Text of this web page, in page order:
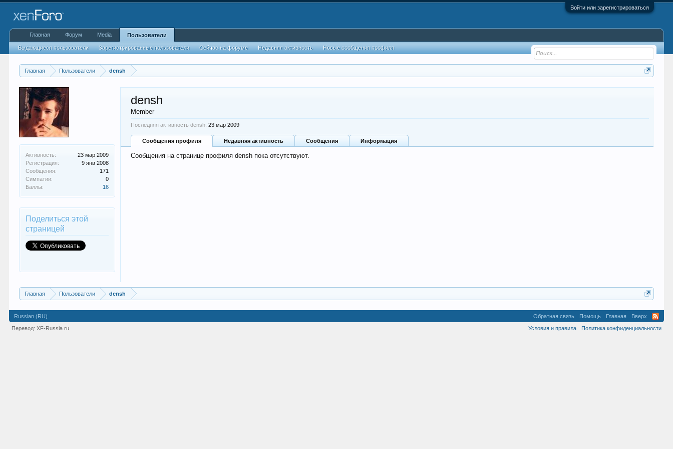
Войти или зарегистрироваться
Главная Пользователи densh
Активность:
23 мар 2009
Регистрация:
9 янв 2008
Сообщения:
171
Симпатии:
0
Баллы:
16
Поделиться этой
страницей
densh
Member
Последняя активность densh: 23 мар 2009
Сообщения профиля Недавняя активность Сообщения Информация
Сообщения на странице профиля densh пока отсутствуют.
Главная Пользователи densh
Главная Форум Media Пользователи
Выдающиеся пользователи Зарегистрированные пользователи Сейчас на форуме Недавняя активность Новые сообщения профиля
Russian (RU) Обратная связь Помощь Главная
Вверх
Условия и правила
Политика конфиденциальности
Перевод:XF-Russia.ru